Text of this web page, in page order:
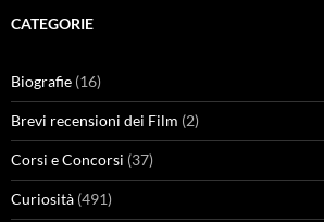
CATEGORIE
Biografie (16)
Brevi recensioni dei Film (2)
Corsi e Concorsi (37)
Curiosità (491)